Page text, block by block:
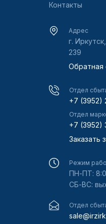
Контакты
Адрес
г.
239
Обратная
Отдел
+7 (3952)
Отдел
+7 (3952)
Заказать
Режим
ПН-ПТ:
СБ-ВС:
Отдел